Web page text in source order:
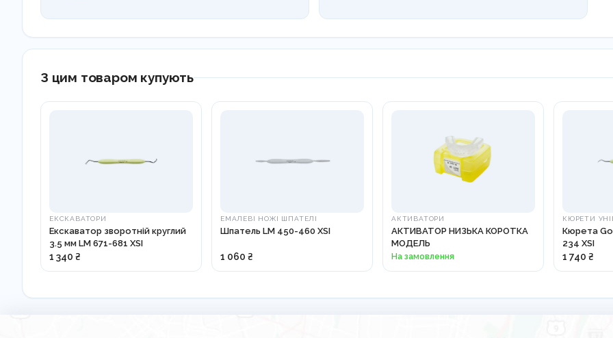
З цим товаром купують
ЕКСКАВАТОРИ
Екскаватор зворотній круглий
3.5 мм LM 671-681 XSI
1 340 ₴
ЕМАЛЕВІ НОЖІ ШПАТЕЛІ
Шпатель LM 450-460 XSI
1 060 ₴
АКТИВАТОРИ
АКТИВАТОР НИЗЬКА КОРОТКА
МОДЕЛЬ
На замовлення
КЮРЕТИ
Кюрета
234 XSI
1 740 ₴